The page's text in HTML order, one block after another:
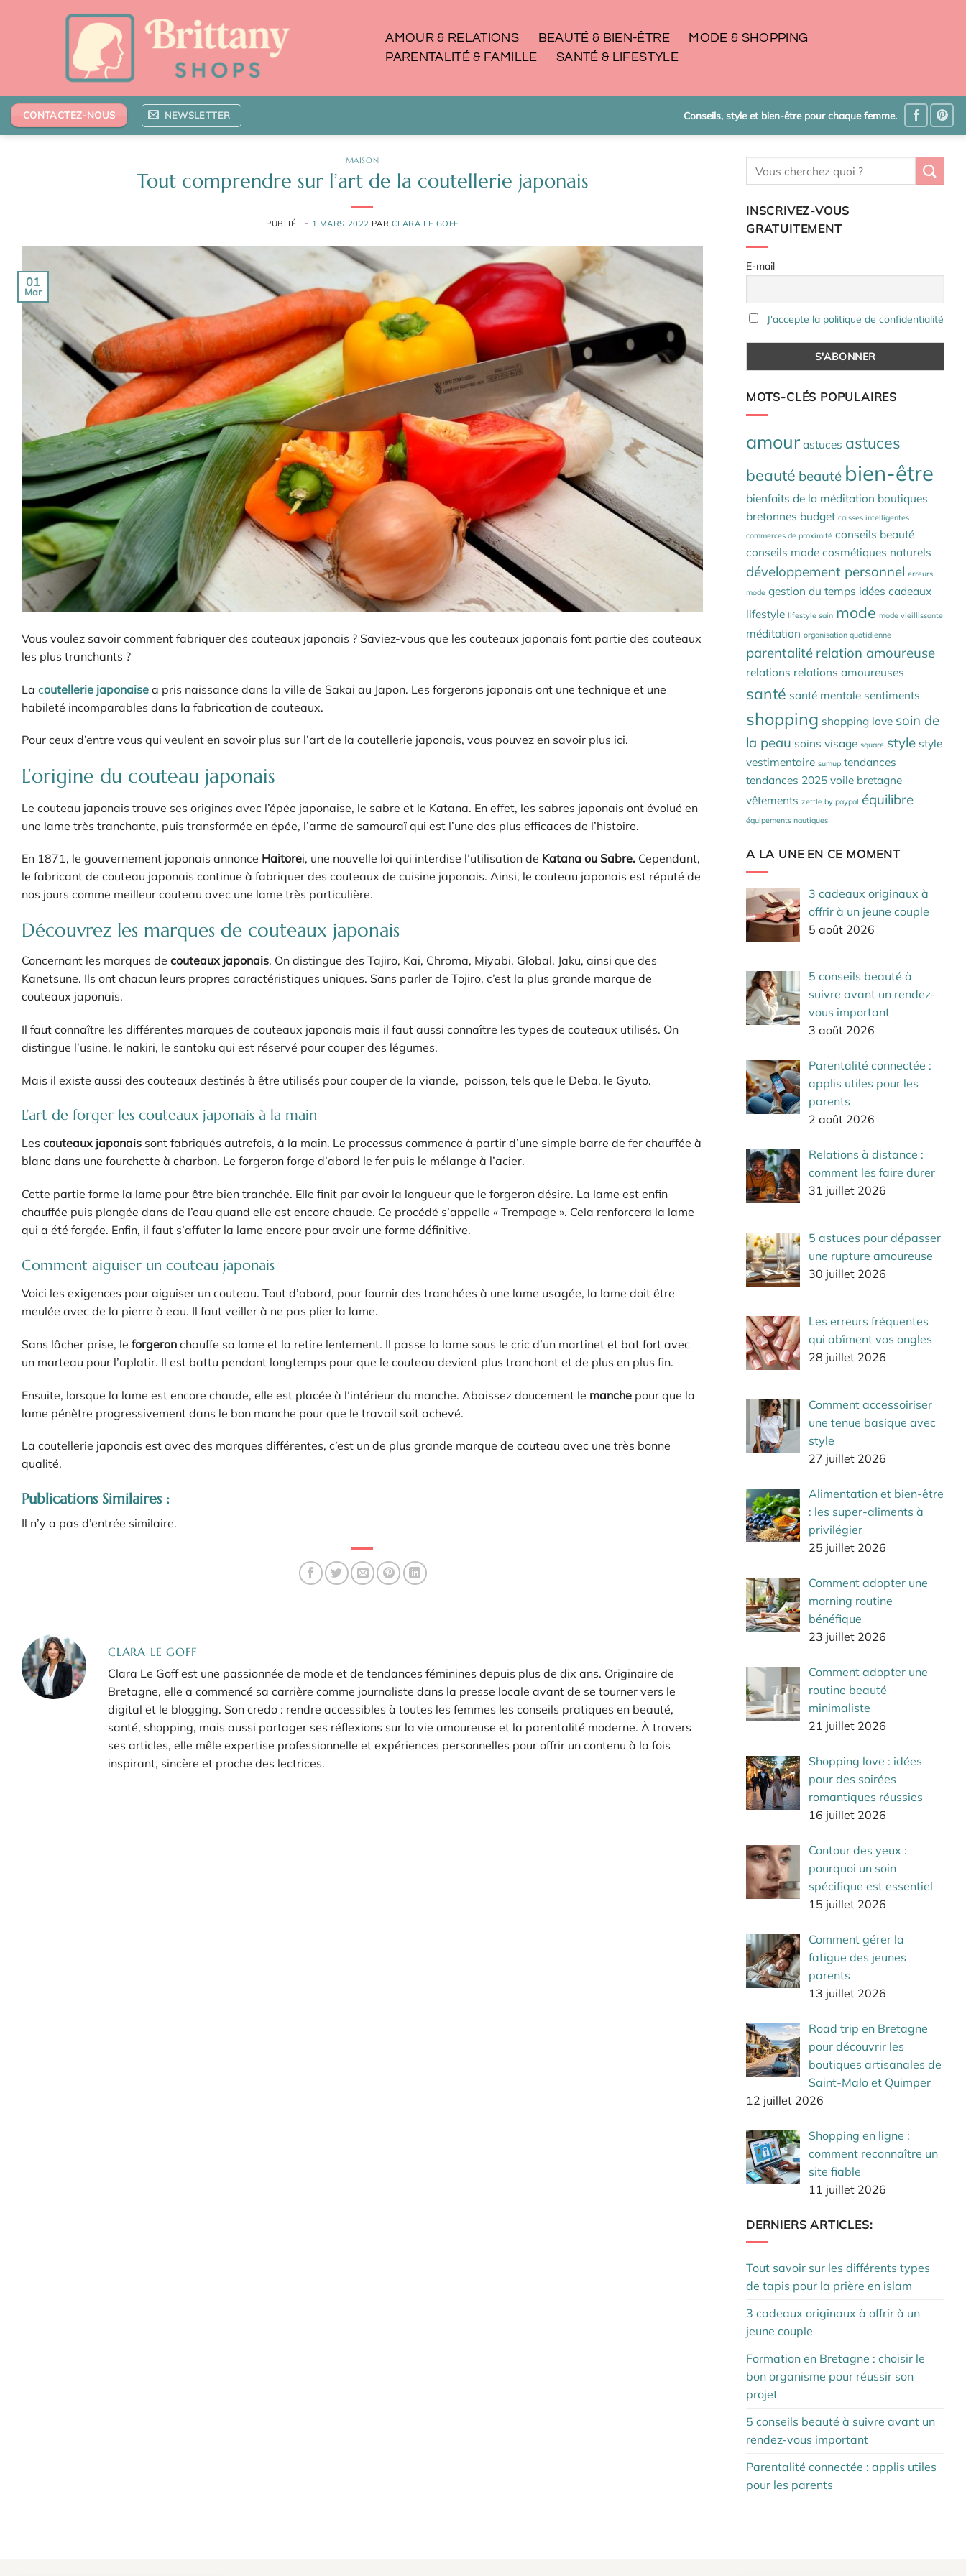
AMOUR & RELATIONS BEAUTÉ & BIEN-ÊTRE
MODE & SHOPPING
PARENTALITÉ & FAMILLE
SANTÉ & LIFESTYLE
CONTACTEZ-NOUS NEWSLETTER Conseils, style et bien-être pour chaque femme.
MAISON
Tout comprendre sur l’art de la coutellerie japonais
PUBLIÉ LE 1 MARS 2022 PAR CLARA LE GOFF
01
Mar
Vous voulez savoir comment fabriquer des couteaux japonais ? Saviez-vous que les couteaux japonais font partie des couteaux
les plus tranchants ?
La coutellerie japonaise a pris naissance dans la ville de Sakai au Japon. Les forgerons japonais ont une technique et une
habileté incomparables dans la fabrication de couteaux.
Pour ceux d’entre vous qui veulent en savoir plus sur l’art de la coutellerie japonais, vous pouvez en savoir plus ici.
L’origine du couteau japonais
Le couteau japonais trouve ses origines avec l’épée japonaise, le sabre et le Katana. En effet, les sabres japonais ont évolué en
une lame très tranchante, puis transformée en épée, l’arme de samouraï qui est l’une des plus efficaces de l’histoire.
En 1871, le gouvernement japonais annonce Haitorei, une nouvelle loi qui interdise l’utilisation de Katana ou Sabre. Cependant,
le fabricant de couteau japonais continue à fabriquer des couteaux de cuisine japonais. Ainsi, le couteau japonais est réputé de
nos jours comme meilleur couteau avec une lame très particulière.
Découvrez les marques de couteaux japonais
Concernant les marques de couteaux japonais. On distingue des Tajiro, Kai, Chroma, Miyabi, Global, Jaku, ainsi que des
Kanetsune. Ils ont chacun leurs propres caractéristiques uniques. Sans parler de Tojiro, c’est la plus grande marque de
couteaux japonais.
Il faut connaître les différentes marques de couteaux japonais mais il faut aussi connaître les types de couteaux utilisés. On
distingue l’usine, le nakiri, le santoku qui est réservé pour couper des légumes.
Mais il existe aussi des couteaux destinés à être utilisés pour couper de la viande, poisson, tels que le Deba, le Gyuto.
L’art de forger les couteaux japonais à la main
Les couteaux japonais sont fabriqués autrefois, à la main. Le processus commence à partir d’une simple barre de fer chauffée à
blanc dans une fourchette à charbon. Le forgeron forge d’abord le fer puis le mélange à l’acier.
Cette partie forme la lame pour être bien tranchée. Elle finit par avoir la longueur que le forgeron désire. La lame est enfin
chauffée puis plongée dans de l’eau quand elle est encore chaude. Ce procédé s’appelle « Trempage ». Cela renforcera la lame
qui a été forgée. Enfin, il faut s’affuter la lame encore pour avoir une forme définitive.
Comment aiguiser un couteau japonais
Voici les exigences pour aiguiser un couteau. Tout d’abord, pour fournir des tranchées à une lame usagée, la lame doit être
meulée avec de la pierre à eau. Il faut veiller à ne pas plier la lame.
Sans lâcher prise, le forgeron chauffe sa lame et la retire lentement. Il passe la lame sous le cric d’un martinet et bat fort avec
un marteau pour l’aplatir. Il est battu pendant longtemps pour que le couteau devient plus tranchant et de plus en plus fin.
Ensuite, lorsque la lame est encore chaude, elle est placée à l’intérieur du manche. Abaissez doucement le manche pour que la
lame pénètre progressivement dans le bon manche pour que le travail soit achevé.
La coutellerie japonais est avec des marques différentes, c’est un de plus grande marque de couteau avec une très bonne
qualité.
Publications Similaires :
Il n’y a pas d’entrée similaire.
CLARA LE GOFF
Clara Le Goff est une passionnée de mode et de tendances féminines depuis plus de dix ans. Originaire de
Bretagne, elle a commencé sa carrière comme journaliste dans la presse locale avant de se tourner vers le
digital et le blogging. Son credo : rendre accessibles à toutes les femmes les conseils pratiques en beauté,
santé, shopping, mais aussi partager ses réflexions sur la vie amoureuse et la parentalité moderne. À travers
ses articles, elle mêle expertise professionnelle et expériences personnelles pour offrir un contenu à la fois
inspirant, sincère et proche des lectrices.
INSCRIVEZ-VOUS
GRATUITEMENT
E-mail
J'accepte la politique de confidentialité
MOTS-CLÉS POPULAIRES
amour astuces astuces
beauté beauté bien-être
bienfaits de la méditation boutiques
bretonnes budget caisses intelligentes
commerces de proximité conseils beauté
conseils mode cosmétiques naturels
développement personnel erreurs
mode gestion du temps idées cadeaux
lifestyle lifestyle sain mode mode vieillissante
méditation organisation quotidienne
parentalité relation amoureuse
relations relations amoureuses
santé santé mentale sentiments
shopping shopping love soin de
la peau soins visage square style style
vestimentaire sumup tendances
tendances 2025 voile bretagne
vêtements zettle by paypal équilibre
équipements nautiques
A LA UNE EN CE MOMENT
3 cadeaux originaux à
offrir à un jeune couple
5 août 2026
5 conseils beauté à
suivre avant un rendez-
vous important
3 août 2026
Parentalité connectée :
applis utiles pour les
parents
2 août 2026
Relations à distance :
comment les faire durer
31 juillet 2026
5 astuces pour dépasser
une rupture amoureuse
30 juillet 2026
Les erreurs fréquentes
qui abîment vos ongles
28 juillet 2026
Comment accessoiriser
une tenue basique avec
style
27 juillet 2026
Alimentation et bien-être
: les super-aliments à
privilégier
25 juillet 2026
Comment adopter une
morning routine
bénéfique
23 juillet 2026
Comment adopter une
routine beauté
minimaliste
21 juillet 2026
Shopping love : idées
pour des soirées
romantiques réussies
16 juillet 2026
Contour des yeux :
pourquoi un soin
spécifique est essentiel
15 juillet 2026
Comment gérer la
fatigue des jeunes
parents
13 juillet 2026
Road trip en Bretagne
pour découvrir les
boutiques artisanales de
Saint-Malo et Quimper
12 juillet 2026
Shopping en ligne :
comment reconnaître un
site fiable
11 juillet 2026
DERNIERS ARTICLES:
Tout savoir sur les différents types
de tapis pour la prière en islam
3 cadeaux originaux à offrir à un
jeune couple
Formation en Bretagne : choisir le
bon organisme pour réussir son
projet
5 conseils beauté à suivre avant un
rendez-vous important
Parentalité connectée : applis utiles
pour les parents